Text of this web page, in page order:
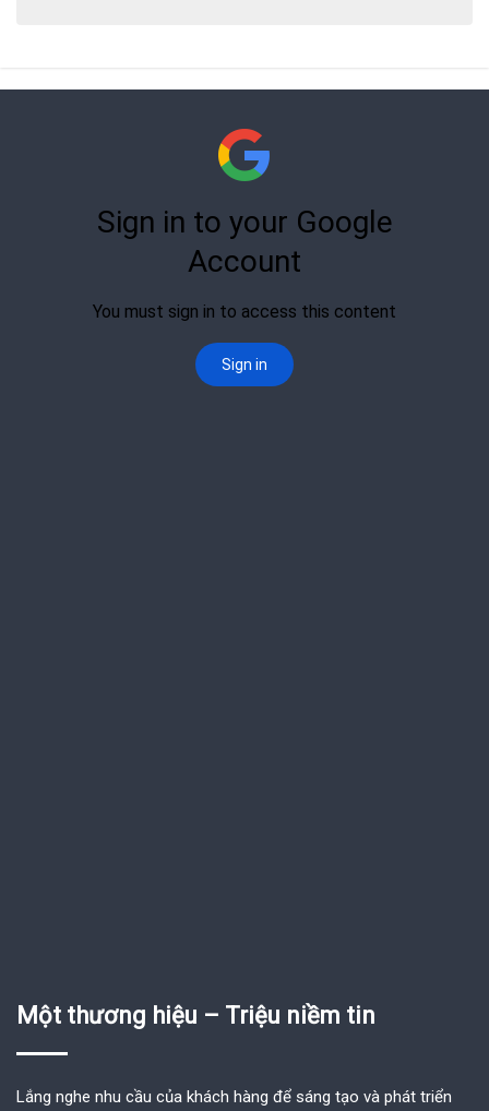
Một thương hiệu – Triệu niềm tin
Lắng nghe nhu cầu của khách hàng để sáng tạo và phát triển